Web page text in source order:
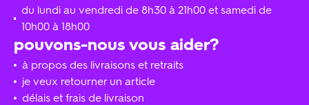
pouvons-nous vous aider?
à propos des livraisons et retraits
je veux retourner un article
délais et frais de livraison
du lundi au vendredi de 8h30 à 21h00 et samedi de
10h00 à 18h00